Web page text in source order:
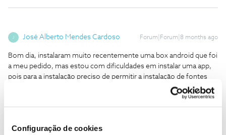
Configuração de cookies
José Alberto Mendes Cardoso Forum|Forum|8 months ago
Bom dia, instalaram muito recentemente uma box android que foi
a meu pedido, mas estou com dificuldades em instalar uma app,
pois para a instalação preciso de permitir a instalação de fontes
desconhecidas e não consigo ativar esta funcionalidade.